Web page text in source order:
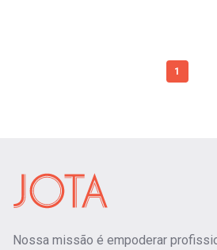
1
Nossa missão é empoderar